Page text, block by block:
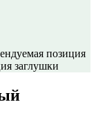
позиция
заглушки